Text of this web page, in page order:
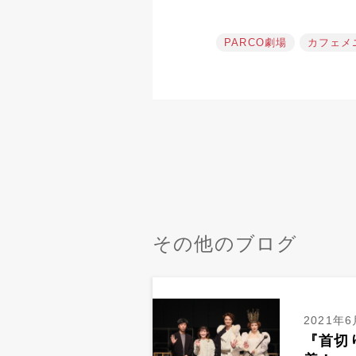
PARCO劇場 カフェメ
その他のブログ
2021年6
『首